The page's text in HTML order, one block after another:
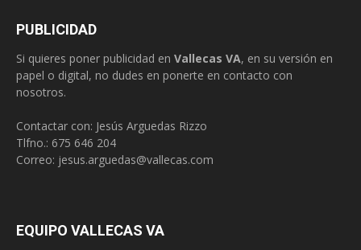
PUBLICIDAD
Si quieres poner publicidad en Vallecas VA, en su versión en
papel o digital, no dudes en ponerte en contacto con
nosotros.
Contactar con: Jesús Arguedas Rizzo
Tlfno.: 675 646 204
Correo: jesus.arguedas@vallecas.com
EQUIPO VALLECAS VA